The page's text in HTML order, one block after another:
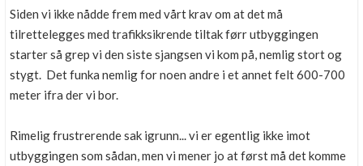
Siden vi ikke nådde frem med vårt krav om at det må
tilrettelegges med trafikksikrende tiltak førr utbyggingen
starter så grep vi den siste sjangsen vi kom på, nemlig stort og
stygt. Det funka nemlig for noen andre i et annet felt 600-700
meter ifra der vi bor.
Rimelig frustrerende sak igrunn... vi er egentlig ikke imot
utbyggingen som sådan, men vi mener jo at først må det komme